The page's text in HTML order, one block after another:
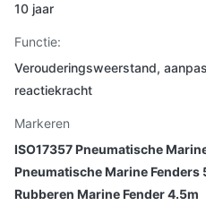
10 jaar
Functie:
Verouderingsweerstand,
reactiekracht
Markeren
ISO17357 Pneumatische
Pneumatische Marine Fenders
Rubberen Marine Fender 4.5m